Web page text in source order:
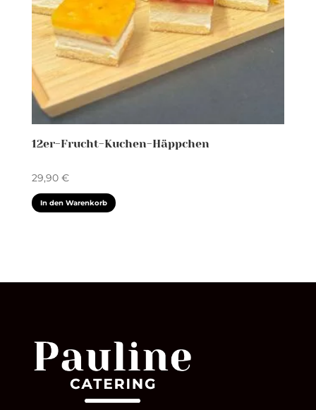
12er-Frucht-Kuchen-Häppchen
29,90 €
In den Warenkorb